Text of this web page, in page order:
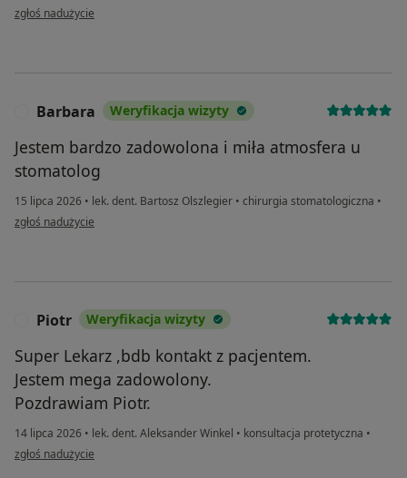
w opinii użytkownika ula
zgłoś nadużycie
Barbara Weryfikacja wizyty
Jestem bardzo zadowolona i miła atmosfera u
stomatolog
15 lipca 2026 • lek. dent. Bartosz Olszlegier • chirurgia stomatologiczna •
w opinii użytkownika Barbara
zgłoś nadużycie
Piotr Weryfikacja wizyty
Super Lekarz ,bdb kontakt z pacjentem.
Jestem mega zadowolony.
Pozdrawiam Piotr.
14 lipca 2026 • lek. dent. Aleksander Winkel • konsultacja protetyczna •
w opinii użytkownika Piotr
zgłoś nadużycie